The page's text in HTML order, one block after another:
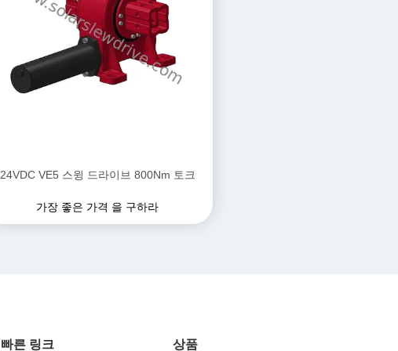
24VDC VE5 스윙 드라이브 800Nm 토크
가장 좋은 가격 을 구하라
빠른 링크 상품